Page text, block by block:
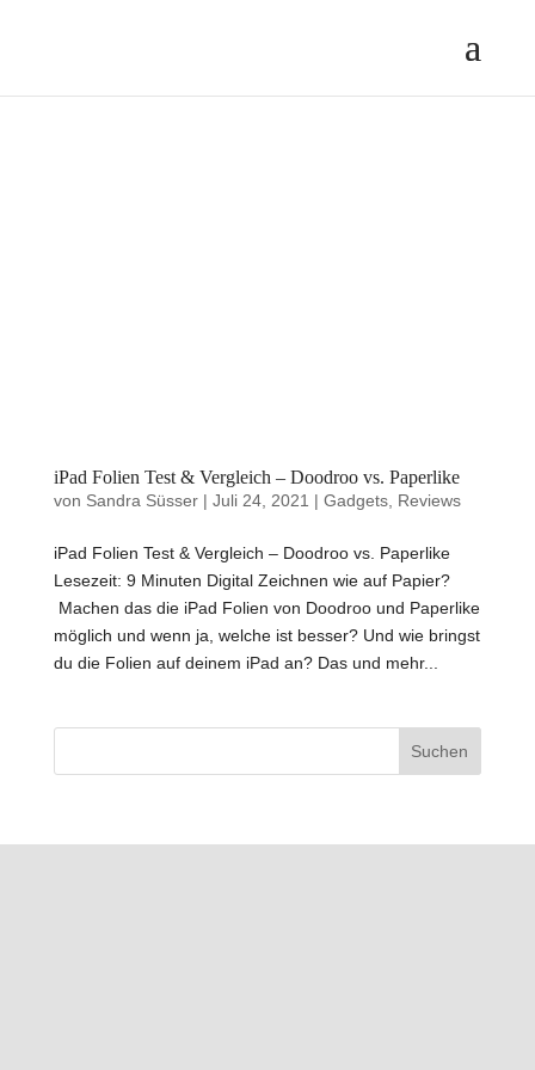
iPad Folien Test & Vergleich – Doodroo vs. Paperlike
von Sandra Süsser| Juli 24, 2021 | Gadgets, Reviews
iPad Folien Test & Vergleich – Doodroo vs. Paperlike
Lesezeit: 9 Minuten Digital Zeichnen wie auf Papier?
Machen das die iPad Folien von Doodroo und Paperlike
möglich und wenn ja, welche ist besser? Und wie bringst
du die Folien auf deinem iPad an? Das und mehr...